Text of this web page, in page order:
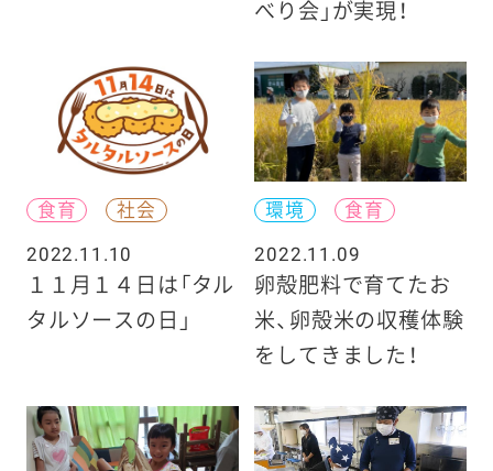
べり会」が実現！
食育
社会
2022.11.10
１１月１４日は「タル
タルソースの日」
環境
食育
2022.11.09
卵殻肥料で育てたお
米、卵殻米の収穫体験
をしてきました！